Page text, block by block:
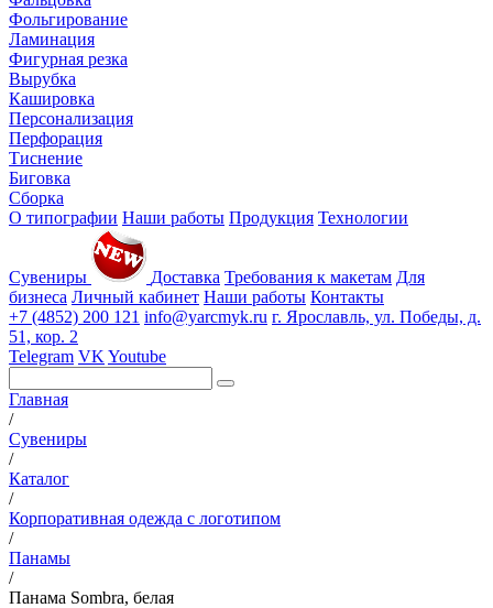
Фольгирование
Ламинация
Фигурная резка
Вырубка
Кашировка
Персонализация
Перфорация
Тиснение
Биговка
Сборка
О типографии Наши работы Продукция Технологии
Сувениры Доставка Требования к макетам Для
бизнеса Личный кабинет Наши работы Контакты
+7 (4852) 200 121 info@yarcmyk.ru г. Ярославль, ул. Победы, д.
51, кор. 2
Telegram VK Youtube
Главная
/
Сувениры
/
Каталог
/
Корпоративная одежда с логотипом
/
Панамы
/
Панама Sombra, белая